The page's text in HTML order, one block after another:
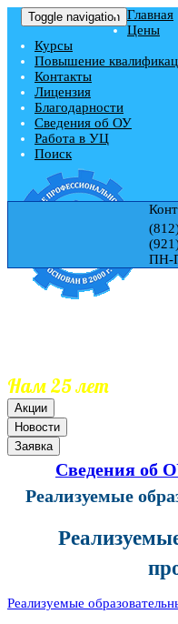
Toggle navigation Главная
Цены
Курсы
Повышение
Контакты
Лицензия
Благодарности
Сведения об ОУ
Работа в УЦ
Поиск
Нам 25 лет
ПН-
Акции
Новости
Заявка
Сведения об
Реализуемые
Реализуемые